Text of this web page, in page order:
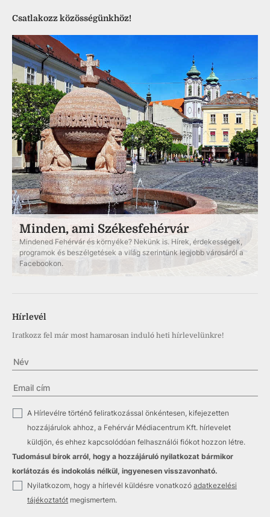
Csatlakozz közösségünkhöz!
Minden, ami Székesfehérvár
Mindened Fehérvár és környéke? Nekünk is. Hírek, érdekességek,
programok és beszélgetések a világ szerintünk legjobb városáról a
Facebookon.
Hírlevél
Iratkozz fel már most hamarosan induló heti hírlevelünkre!
A Hírlevélre történő feliratkozással önkéntesen, kifejezetten
hozzájárulok ahhoz, a Fehérvár Médiacentrum Kft. hírlevelet
küldjön, és ehhez kapcsolódóan felhasználói fiókot hozzon létre.
Tudomásul bírok arról, hogy a hozzájáruló nyilatkozat bármikor
korlátozás és indokolás nélkül, ingyenesen visszavonható.
Nyilatkozom, hogy a hírlevél küldésre vonatkozó adatkezelési
tájékoztatót megismertem.